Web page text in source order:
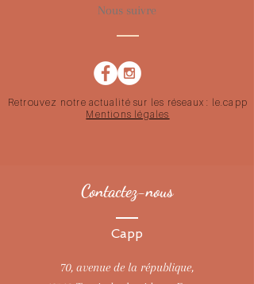
Nous suivre
Retrouvez notre actualité sur les réseaux : le.capp
Mentions légales
Contactez-nous
Capp
70, avenue de la république,